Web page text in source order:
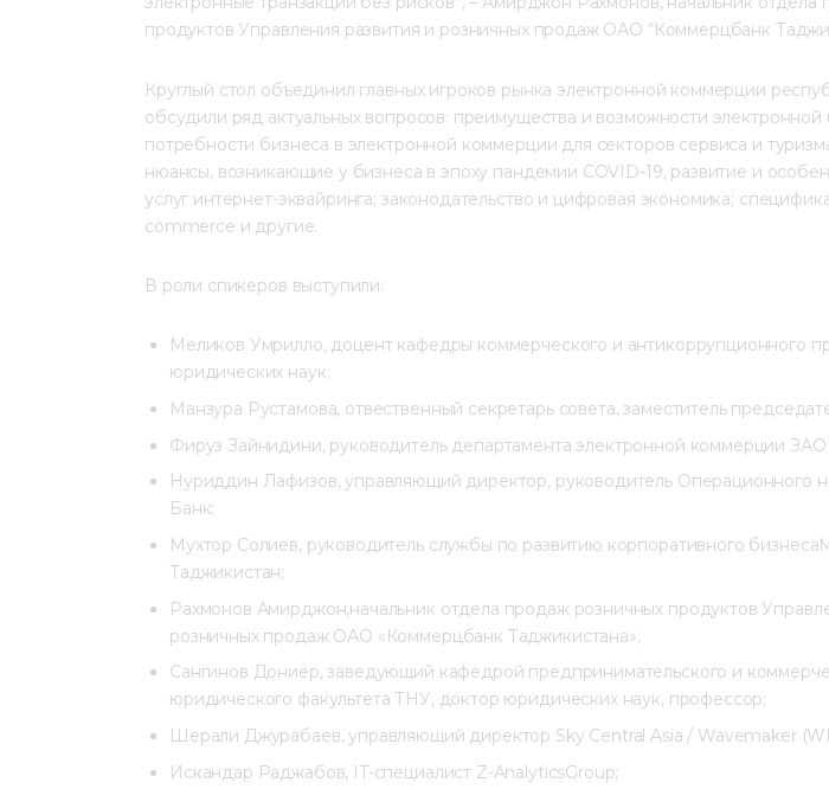
продуктов Управления развития и розничных продаж ОАО “Коммерцбанк
Круглый стол объединил главных игроков рынка электронной коммерции
обсудили ряд актуальных вопросов: преимущества и возможности
потребности бизнеса в электронной коммерции для секторов сервиса и
нюансы, возникающие у бизнеса в эпоху пандемии COVID-19, развитие и
услуг интернет-эквайринга; законодательство и цифровая экономика;
commerce и другие.
В роли спикеров выступили:
Меликов Умрилло, доцент кафедры коммерческого и антикоррупционного
юридических наук;
Манзура Рустамова, отвественный секретарь совета, заместитель
Фируз Зайнидини, руководитель департамента электронной коммерции ЗАО
Нуриддин Лафизов, управляющий директор, руководитель Операционного
Банк;
Мухтор Солиев, руководитель службы по развитию корпоративного
Таджикистан;
Рахмонов Амирджон,начальник отдела продаж розничных продуктов
розничных продаж ОАО «Коммерцбанк Таджикистана»;
Сангинов Дониёр, заведующий кафедрой предпринимательского и
юридического факультета ТНУ, доктор юридических наук, профессор;
Шерали Джурабаев, управляющий директор Sky Central Asia / Wavemaker
Искандар Раджабов, IT-специалист Z-AnalyticsGroup;